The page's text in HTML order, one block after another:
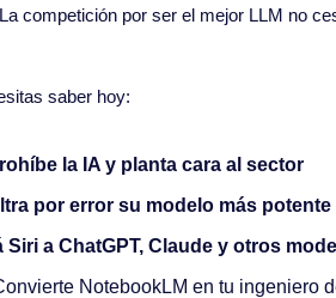
competición por ser el mejor LLM no
saber hoy:
la IA y planta cara al sector
por error su modelo más potente
a ChatGPT, Claude y otros
NotebookLM en tu ingeniero